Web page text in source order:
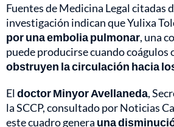
Fuentes de Medicina Legal citadas
investigación indican que Yulixa
por una embolia pulmonar, una
puede producirse cuando coágulos
obstruyen la circulación hacia
Eldoctor Minyor Avellaneda,
la SCCP, consultado por Noticias
este cuadro genera una